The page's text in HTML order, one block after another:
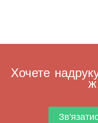
Хочете
ж